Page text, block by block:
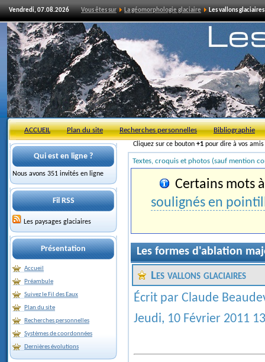
Vendredi, 07.08.2026 Vous êtes sur La géomorphologie glaciaire Les vallons glaciaires
ACCUEIL Plan du site Recherches personnelles Bibliographie
Cliquez sur ce bouton +1 pour dire à vos
Qui est en ligne ?
Nous avons 351 invités en ligne
Fil RSS
Les paysages glaciaires
Présentation
Accueil
Préambule
Suivez le Fil des Eaux
Plan du site
Recherches personnelles
Systèmes de coordonnées
Dernières évolutions
Textes, croquis et photos (sauf mention
Certains mots
soulignés en
Les formes d'ablation
Les vallons glaciaires
Écrit par Claude
Jeudi, 10 Février 2011